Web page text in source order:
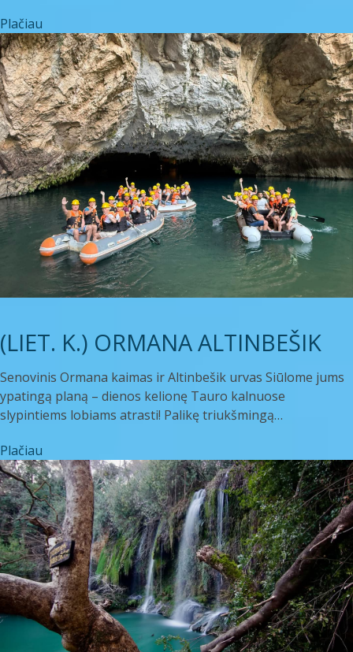
Plačiau
(LIET. K.) ORMANA ALTINBEŠIK
Senovinis Ormana kaimas ir Altinbešik urvas Siūlome jums
ypatingą planą – dienos kelionę Tauro kalnuose
slypintiems lobiams atrasti! Palikę triukšmingą…
Plačiau